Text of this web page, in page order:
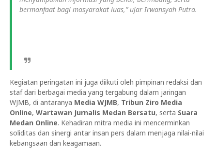
bermanfaat bagi masyarakat luas,” ujar Irwansyah Putra.
Kegiatan peringatan ini juga diikuti oleh pimpinan redaksi dan
staf dari berbagai media yang tergabung dalam jaringan
WJMB, di antaranya Media WJMB, Tribun Ziro Media
Online, Wartawan Jurnalis Medan Bersatu, serta Suara
Medan Online. Kehadiran mitra media ini mencerminkan
soliditas dan sinergi antar insan pers dalam menjaga nilai-nilai
kebangsaan dan keagamaan.